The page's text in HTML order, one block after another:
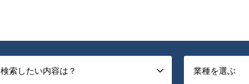
検索したい内容は？ 業種を選ぶ